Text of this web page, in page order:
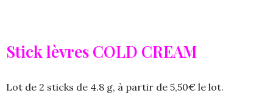
Stick lèvres COLD CREAM
Lot de 2 sticks de 4.8 g, à partir de 5,50€ le lot.